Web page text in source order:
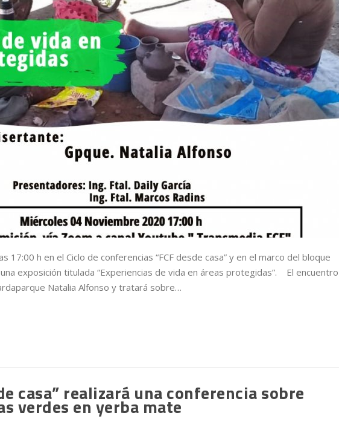
17:00 h en el Ciclo de conferencias “FCF desde casa” y en el marco del bloque
exposición titulada “Experiencias de vida en áreas protegidas”. El encuentro
Natalia Alfonso y tratará sobre…
casa” realizará una conferencia sobre
verdes en yerba mate